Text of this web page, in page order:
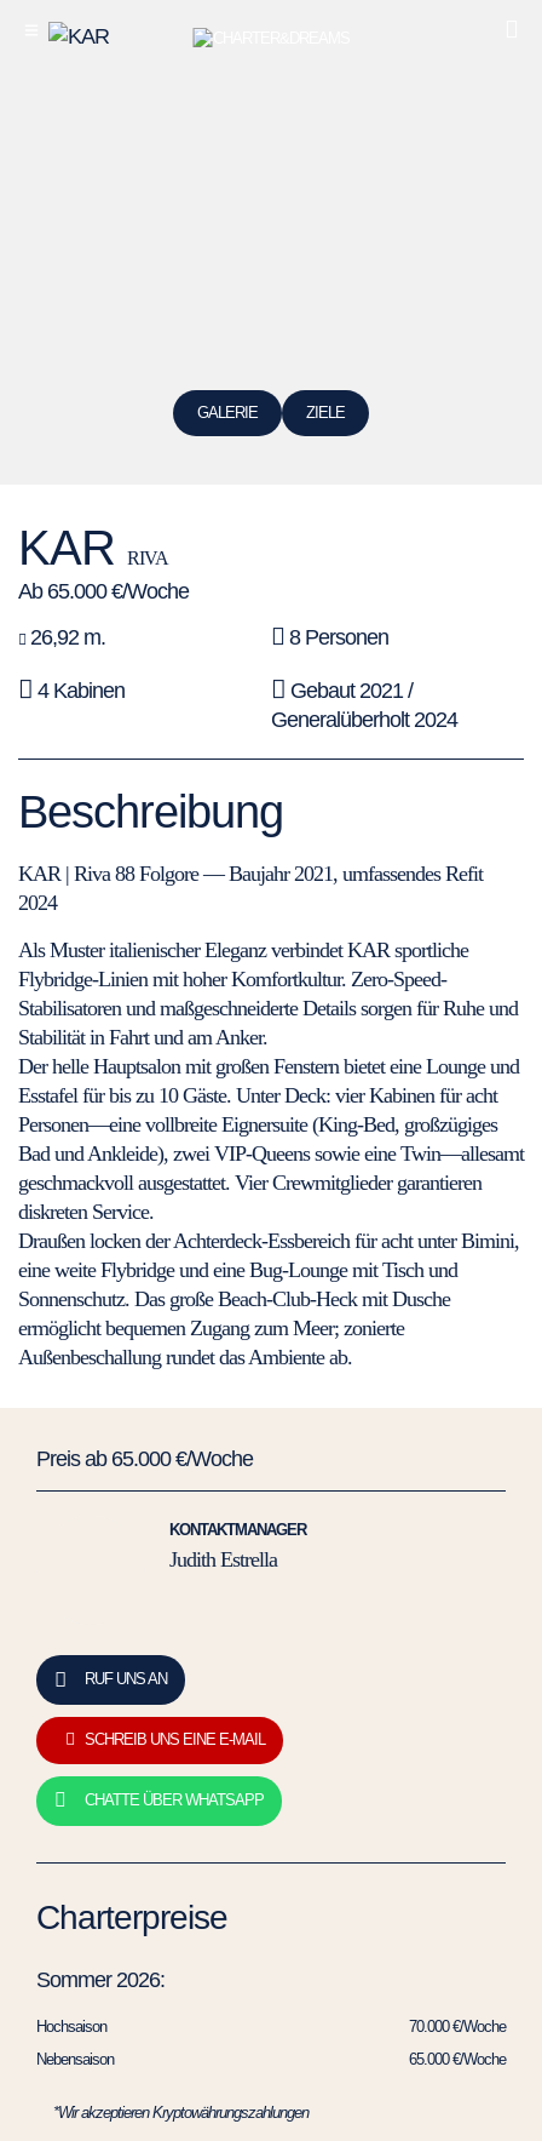
GALERIE ZIELE
KAR RIVA
Ab 65.000 €/Woche
26,92 m.
8 Personen
4 Kabinen
Gebaut 2021 /
Generalüberholt 2024
Beschreibung
KAR | Riva 88 Folgore — Baujahr 2021, umfassendes Refit
2024
Als Muster italienischer Eleganz verbindet KAR sportliche
Flybridge-Linien mit hoher Komfortkultur. Zero-Speed-
Stabilisatoren und maßgeschneiderte Details sorgen für Ruhe und
Stabilität in Fahrt und am Anker.
Der helle Hauptsalon mit großen Fenstern bietet eine Lounge und
Esstafel für bis zu 10 Gäste. Unter Deck: vier Kabinen für acht
Personen—eine vollbreite Eignersuite (King-Bed, großzügiges
Bad und Ankleide), zwei VIP-Queens sowie eine Twin—allesamt
geschmackvoll ausgestattet. Vier Crewmitglieder garantieren
diskreten Service.
Draußen locken der Achterdeck-Essbereich für acht unter Bimini,
eine weite Flybridge und eine Bug-Lounge mit Tisch und
Sonnenschutz. Das große Beach-Club-Heck mit Dusche
ermöglicht bequemen Zugang zum Meer; zonierte
Außenbeschallung rundet das Ambiente ab.
Preis ab 65.000 €/Woche
KONTAKTMANAGER
Judith Estrella
RUF UNS AN
SCHREIB UNS EINE E-MAIL
CHATTE ÜBER WHATSAPP
Charterpreise
Sommer 2026:
Hochsaison
70.000 €/Woche
Nebensaison
65.000 €/Woche
*Wir akzeptieren Kryptowährungszahlungen